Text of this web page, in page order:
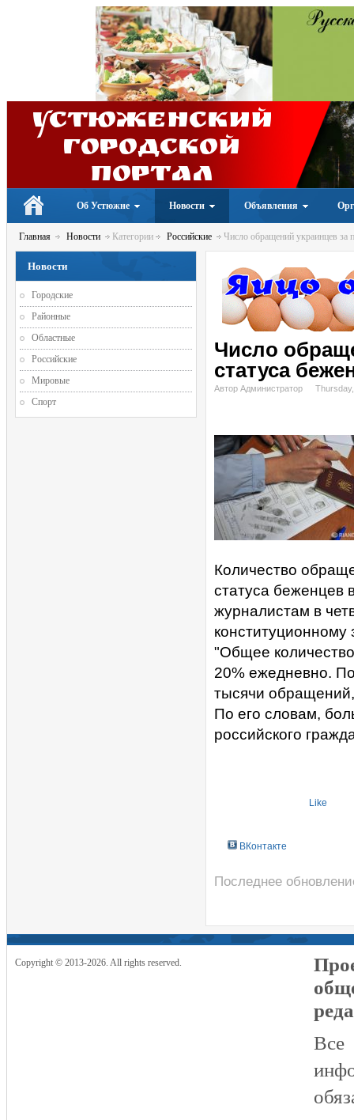
Устюженский
Городской
портал
Об Устюжне Новости Объявления
Главная Новости Категории Российские Число обращений украинцев за
Число
статуса
Автор Администратор
Количество
статуса беженцев
журналистам в
"Общее
20% ежедневно.
тысячи
По его словам,
российского
Like
ВКонтакте
Последнее
Новости
Городские
Районные
Областные
Российские
Мировые
Спорт
Copyright © 2013-2026. All rights reserved.